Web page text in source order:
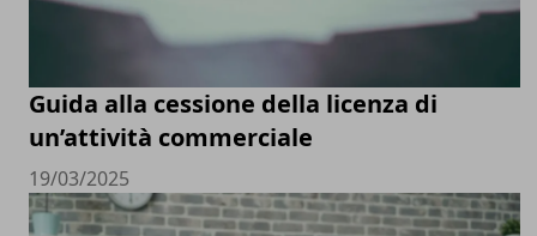
Guida alla cessione della licenza di
un’attività commerciale
19/03/2025